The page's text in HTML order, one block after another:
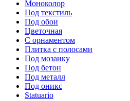
Моноколор
Под текстиль
Под обои
Цветочная
С орнаментом
Плитка с полосами
Под мозаику
Под бетон
Под металл
Под оникс
Statuario